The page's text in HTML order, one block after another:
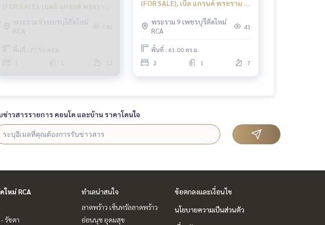
(FOR SALE), เบลล์ แกรนด์ พระราม
9 / 1 ห้องนอน (ขาย) MOOK557
พระราม 9 เพชรบุรีตัดใหม่
RCA
746
พื้นที่ : 77.50 ตร.ม.
(FOR SALE), เบ็ล แกรนด์ พระราม 9
พระราม 9 เพชรบุรีตัดใหม่
RCA
41
พื้นที่ : 61.00 ตร.ม.
2
1 7
ข่าวสารรายการ คอนโด และบ้าน ราคาโดนใจ
หม่ RCA
รัชดา
ทำเลน่าสนใจ
ลาดพร้าว เซ็นทรัลลาดพร้าว
อ่อนนุช อุดมสุข
ข้อตกลงและเงื่อนไข
นโยบายความเป็นส่วนตัว